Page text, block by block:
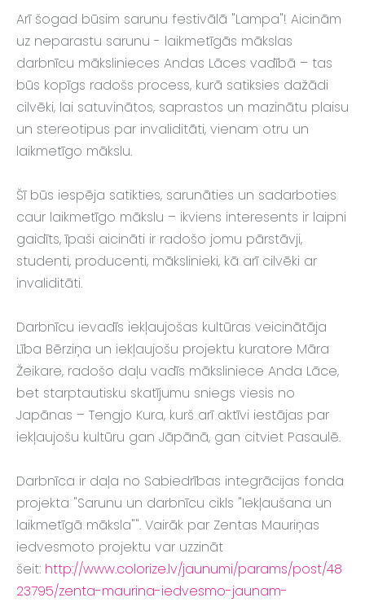
Arī šogad būsim sarunu festivālā "Lampa"! Aicinām
uz neparastu sarunu - laikmetīgās mākslas
darbnīcu mākslinieces Andas Lāces vadībā – tas
būs kopīgs radošs process, kurā satiksies dažādi
cilvēki, lai satuvinātos, saprastos un mazinātu plaisu
un stereotipus par invaliditāti, vienam otru un
laikmetīgo mākslu.
Šī būs iespēja satikties, sarunāties un sadarboties
caur laikmetīgo mākslu – ikviens interesents ir laipni
gaidīts, īpaši aicināti ir radošo jomu pārstāvji,
studenti, producenti, mākslinieki, kā arī cilvēki ar
invaliditāti.
Darbnīcu ievadīs iekļaujošas kultūras veicinātāja
Lība Bērziņa un iekļaujošu projektu kuratore Māra
Žeikare, radošo daļu vadīs māksliniece Anda Lāce,
bet starptautisku skatījumu sniegs viesis no
Japānas – Tengjo Kura, kurš arī aktīvi iestājas par
iekļaujošu kultūru gan Jāpānā, gan citviet Pasaulē.
Darbnīca ir daļa no Sabiedrības integrācijas fonda
projekta "Sarunu un darbnīcu cikls "Iekļaušana un
laikmetīgā māksla"". Vairāk par Zentas Mauriņas
iedvesmoto projektu var uzzināt
šeit: http://www.colorize.lv/jaunumi/params/post/48
23795/zenta-maurina-iedvesmo-jaunam-